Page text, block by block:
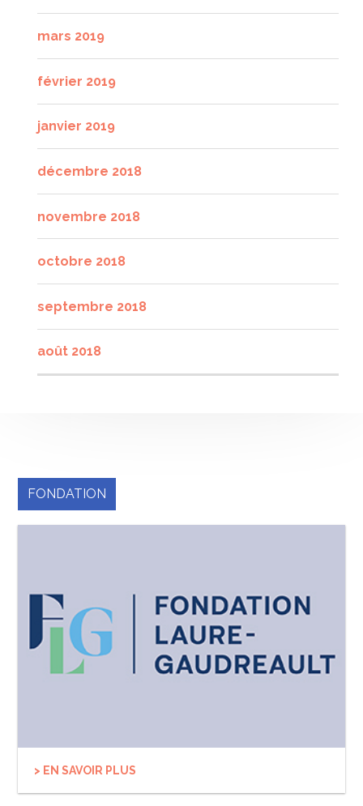
mars 2019
février 2019
janvier 2019
décembre 2018
novembre 2018
octobre 2018
septembre 2018
août 2018
FONDATION
> EN SAVOIR PLUS